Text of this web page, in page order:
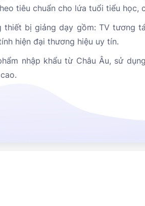
tiêu chuẩn cho lứa tuổi tiểu học,
thiết bị giảng dạy gồm: TV tương
hiện đại thương hiệu uy tín.
nhập khẩu từ Châu Âu, sử